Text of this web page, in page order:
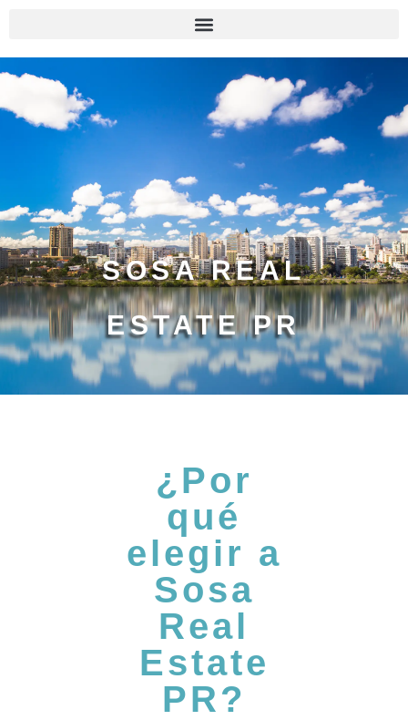
SOSA REAL
ESTATE PR
¿Por
qué
elegir a
Sosa
Real
Estate
PR?